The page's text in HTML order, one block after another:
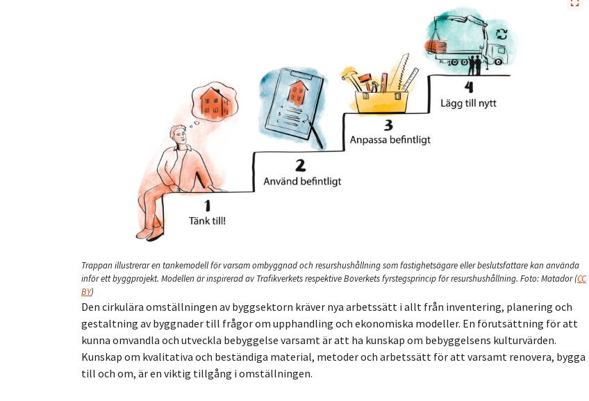
Trappan illustrerar en tankemodell för varsam ombyggnad och resurshushållning som fastighetsägare eller beslutsfattare kan använda
inför ett byggprojekt. Modellen är inspirerad av Trafikverkets respektive Boverkets fyrstegsprincip för resurshushållning. Foto: Matador(CC
BY)
Den cirkulära omställningen av byggsektorn kräver nya arbetssätt i allt från inventering, planering och
gestaltning av byggnader till frågor om upphandling och ekonomiska modeller. En förutsättning för att
kunna omvandla och utveckla bebyggelse varsamt är att ha kunskap om bebyggelsens kulturvärden.
Kunskap om kvalitativa och beständiga material, metoder och arbetssätt för att varsamt renovera, bygga
till och om, är en viktig tillgång i omställningen.